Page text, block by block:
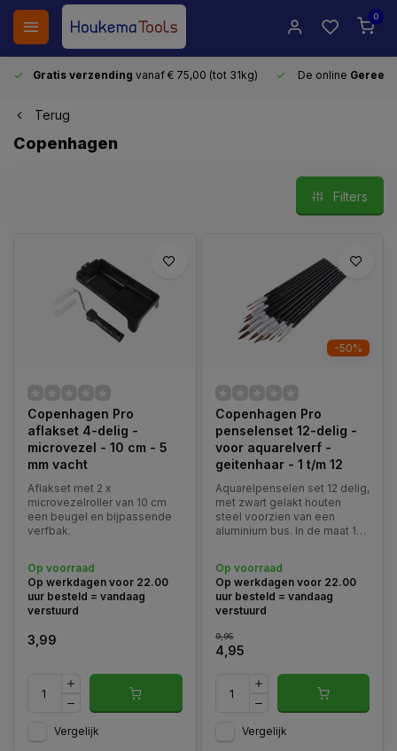
0
Gratis verzending vanaf € 75,00 (tot 31kg) De online
Terug
Copenhagen
Filters
Copenhagen Pro
aflakset 4-delig -
microvezel - 10 cm - 5
mm vacht
Aflakset met 2 x
microvezelroller van 10 cm
een beugel en bijpassende
verfbak.
Op voorraad
Op werkdagen voor 22.00
uur besteld = vandaag
verstuurd
3,99
Vergelijk
-50%
Copenhagen Pro
penselenset 12-delig -
voor aquarelverf -
geitenhaar - 1 t/m 12
Aquarelpenselen set 12 delig,
met zwart gelakt houten
steel voorzien van een
aluminium bus. In de maat 1
Deze penselen zijn uitermate
geschikt voor aquarelverf.
Op voorraad
Op werkdagen voor 22.00
uur besteld = vandaag
verstuurd
9,95
4,95
Vergelijk